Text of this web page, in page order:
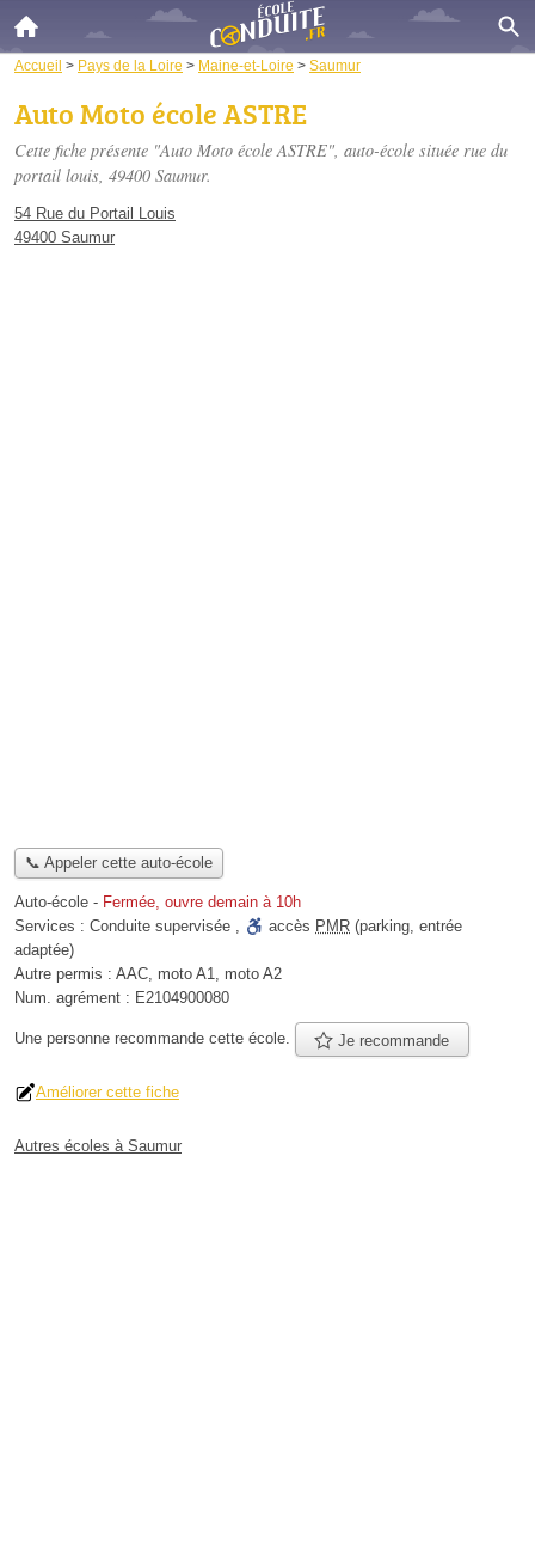
Accueil > Pays de la Loire > Maine-et-Loire > Saumur
Auto Moto école ASTRE
Cette fiche présente "Auto Moto école ASTRE", auto-école située rue du
portail louis, 49400 Saumur.
54 Rue du Portail Louis
49400 Saumur
📞 Appeler cette auto-école
Auto-école - Fermée, ouvre demain à 10h
Services : Conduite supervisée , accès PMR (parking, entrée
adaptée)
Autre permis : AAC, moto A1, moto A2
Num. agrément : E2104900080
Une personne recommande cette école. Je recommande
Améliorer cette fiche
Autres écoles à Saumur